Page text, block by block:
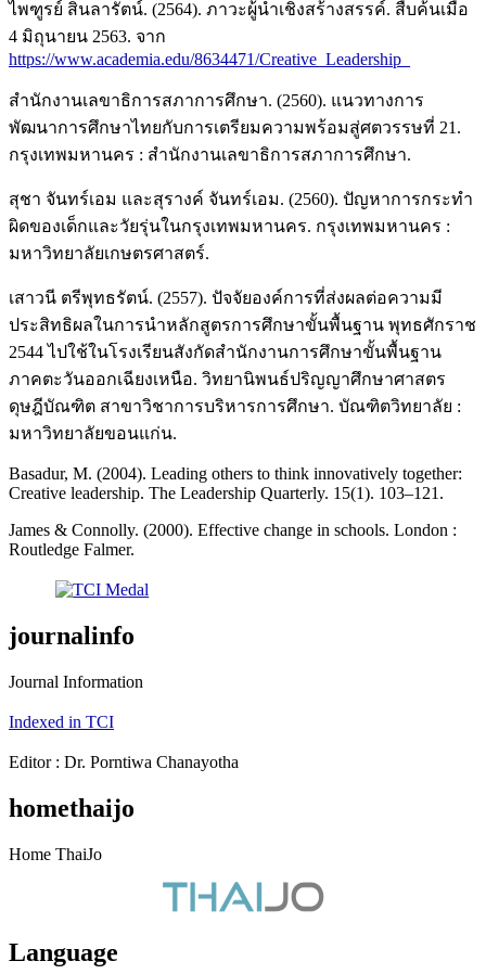
ไพฑูรย์ สินลารัตน์. (2564). ภาวะผู้นำเชิงสร้างสรรค์. สืบค้นเมื่อ
4 มิถุนายน 2563. จาก
https://www.academia.edu/8634471/Creative_Leadership_
สำนักงานเลขาธิการสภาการศึกษา. (2560). แนวทางการ
พัฒนาการศึกษาไทยกับการเตรียมความพร้อมสู่ศตวรรษที่ 21.
กรุงเทพมหานคร : สำนักงานเลขาธิการสภาการศึกษา.
สุชา จันทร์เอม และสุรางค์ จันทร์เอม. (2560). ปัญหาการกระทำ
ผิดของเด็กและวัยรุ่นในกรุงเทพมหานคร. กรุงเทพมหานคร :
มหาวิทยาลัยเกษตรศาสตร์.
เสาวนี ตรีพุทธรัตน์. (2557). ปัจจัยองค์การที่ส่งผลต่อความมี
ประสิทธิผลในการนําหลักสูตรการศึกษาขั้นพื้นฐาน พุทธศักราช
2544 ไปใช้ในโรงเรียนสังกัดสำนักงานการศึกษาขั้นพื้นฐาน
ภาคตะวันออกเฉียงเหนือ. วิทยานิพนธ์ปริญญาศึกษาศาสตร
ดุษฎีบัณฑิต สาขาวิชาการบริหารการศึกษา. บัณฑิตวิทยาลัย :
มหาวิทยาลัยขอนแก่น.
Basadur, M. (2004). Leading others to think innovatively together:
Creative leadership. The Leadership Quarterly. 15(1). 103–121.
James & Connolly. (2000). Effective change in schools. London :
Routledge Falmer.
journalinfo
Journal Information
Indexed in TCI
Editor : Dr. Porntiwa Chanayotha
homethaijo
Home ThaiJo
Language